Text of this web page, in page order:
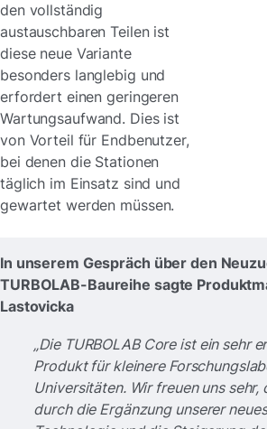
den vollständig
austauschbaren Teilen ist
diese neue Variante
besonders langlebig und
erfordert einen geringeren
Wartungsaufwand. Dies ist
von Vorteil für Endbenutzer,
bei denen die Stationen
täglich im Einsatz sind und
gewartet werden müssen.
In unserem Gespräch über den
TURBOLAB-Baureihe sagte
Lastovicka
„Die TURBOLAB Core ist ein sehr
Produkt für kleinere
Universitäten. Wir freuen uns sehr,
durch die Ergänzung unserer